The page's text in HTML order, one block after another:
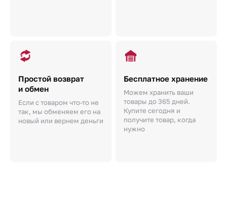
Простой возврат
и обмен
Если с товаром что-то не
так, мы обменяем его на
новый или вернем деньги
Бесплатное хранение
Можем хранить ваши
товары до 365 дней.
Купите сегодня и
получите товар, когда
нужно